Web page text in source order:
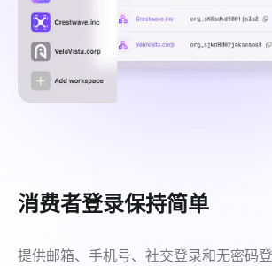
消费者登录保持简单
提供邮箱、手机号、社交登录和无密码